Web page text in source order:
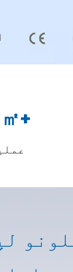
+㎡
د 20